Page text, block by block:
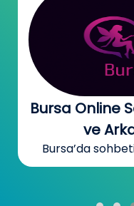
Bursa Online
ve
Bursa’da